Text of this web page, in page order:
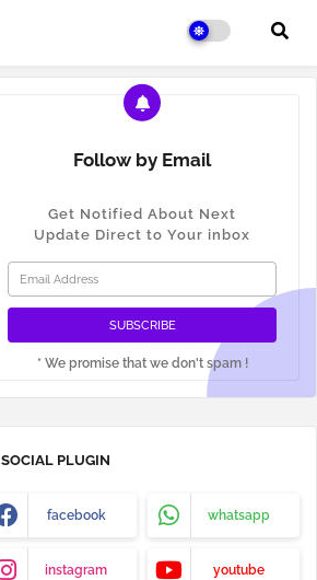
Follow by Email
Get Notified About Next
Update Direct to Your inbox
* We promise that we don't spam !
SOCIAL PLUGIN
facebook whatsapp
instagram youtube